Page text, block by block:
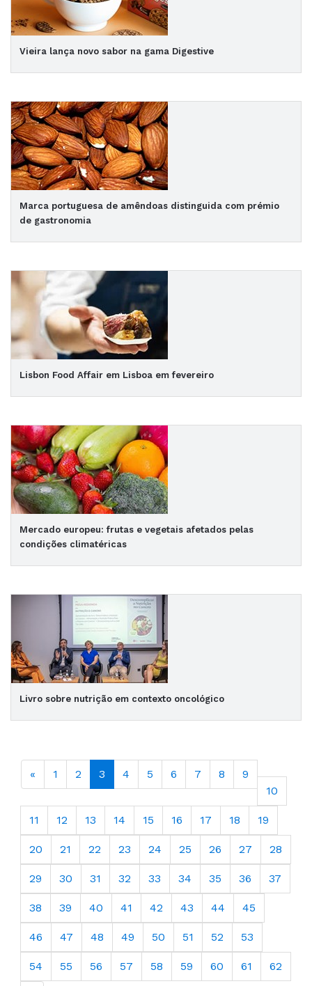
Vieira lança novo sabor na gama Digestive
Marca portuguesa de amêndoas distinguida com prémio
de gastronomia
Lisbon Food Affair em Lisboa em fevereiro
Mercado europeu: frutas e vegetais afetados pelas
condições climatéricas
Livro sobre nutrição em contexto oncológico
« 1 2 3 4 5 6 7 8
9
10
11 12 13 14 15 16 17 18 19
20 21 22 23 24 25 26 27 28
29 30 31 32 33 34 35 36 37
38 39 40 41 42 43 44 45
46 47 48 49 50 51 52 53
54 55 56 57 58 59 60 61 62